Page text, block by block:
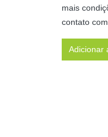
mais
contato
Adicionar